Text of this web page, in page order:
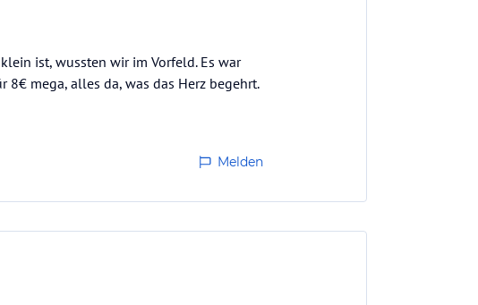
ist, wussten wir im Vorfeld. Es war
mega, alles da, was das Herz begehrt.
Melden